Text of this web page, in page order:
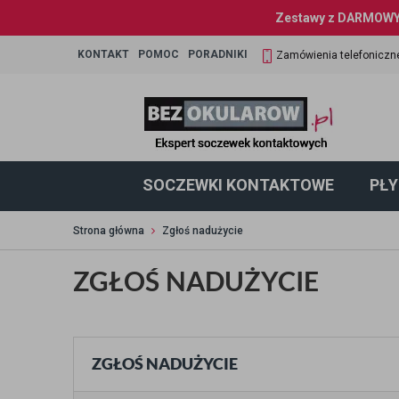
Zestawy z
KONTAKT POMOC PORADNIKI Zamówienia
SOCZEWKI KONTAKTOWE
Strona główna Zgłoś nadużycie
ZGŁOŚ NADUŻYCIE
ZGŁOŚ NADUŻYCIE